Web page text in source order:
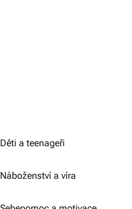
Děti a teenageři
Náboženství a víra